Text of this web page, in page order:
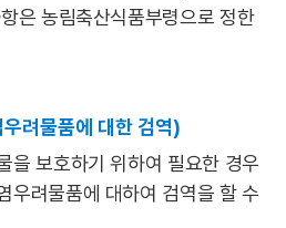
은 농림축산식품부령으로 정한
려물품에 대한 검역)
을 보호하기 위하여 필요한 경우
우려물품에 대하여 검역을 할 수